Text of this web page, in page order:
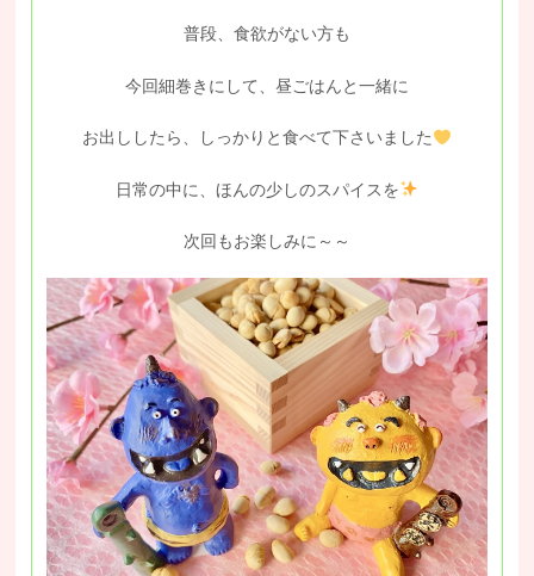
普段、食欲がない方も
今回細巻きにして、昼ごはんと一緒に
お出ししたら、しっかりと食べて下さいました
日常の中に、ほんの少しのスパイスを
次回もお楽しみに～～